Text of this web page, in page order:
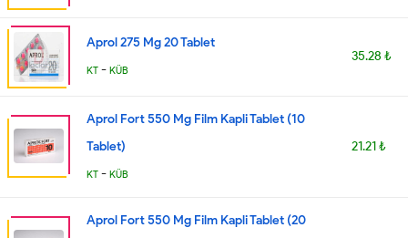
Aprol 275 Mg 20 Tablet
KT - KÜB
35.28 ₺
Aprol Fort 550 Mg Film Kapli Tablet (10
Tablet)
KT - KÜB
21.21 ₺
Aprol Fort 550 Mg Film Kapli Tablet (20